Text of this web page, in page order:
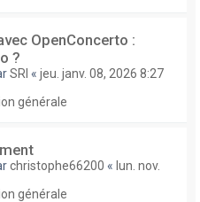
OpenConcerto :
?
SRI « jeu. janv. 08, 2026 8:27
générale
christophe66200 « lun. nov.
générale